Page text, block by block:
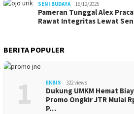
SENI BUDAYA 16/12/2025
Pameran Tunggal Alex
Rawat Integritas Lewat
BERITA POPULER
1 EKBIS 322 views
Dukung UMKM Hemat
Promo Ongkir JTR Mulai
P…